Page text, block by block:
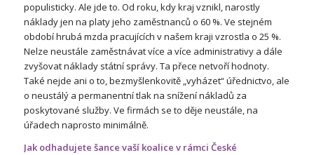
populisticky. Ale jde to. Od roku, kdy kraj vznikl, narostly
náklady jen na platy jeho zaměstnanců o 60 %. Ve stejném
období hrubá mzda pracujících v našem kraji vzrostla o 25 %.
Nelze neustále zaměstnávat více a více administrativy a dále
zvyšovat náklady státní správy. Ta přece netvoří hodnoty.
Také nejde ani o to, bezmyšlenkovitě „vyházet“ úřednictvo, ale
o neustálý a permanentní tlak na snížení nákladů za
poskytované služby. Ve firmách se to děje neustále, na
úřadech naprosto minimálně.
Jak odhadujete šance vaší koalice v rámci České